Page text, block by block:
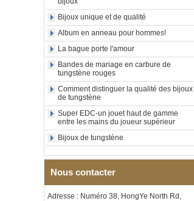
Bague en carbure de
tungstène avec chevalière
carrée polie noire,
incrustation en bois avec
motif croisé en coquille
d'ormeau, bague de
déclaration religieuse pour
hommes, gravure intérieure
personnalisée,
approvisionnement en vrac
OEM ODM, vente en
Bague en carbure de
tungstène plaqué or rose de
8 mm, corde de guitare rouge
et incrustation d'opale
hommes sur le thème de la
musique, gravure laser
intérieure personnalisée,
Bijoux unique et de qualité
Album en anneau pour hommes!
La bague porte l'amour
Bandes de mariage en carbure de
tungstène rouges
Comment distinguer la qualité des bijoux
de tungstène
Super EDC-un jouet haut de gamme
entre les mains du joueur supérieur
Bijoux de tungstène
Nous contacter
Adresse : Numéro 38, HongYe North Rd,